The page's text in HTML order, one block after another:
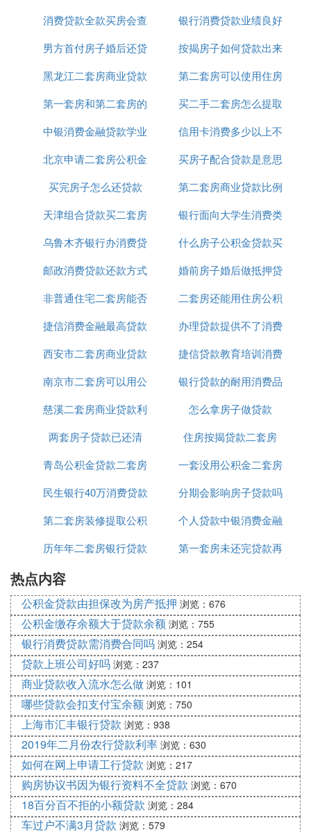
同吗
利率
消费贷款全款买房会查
吗
银行消费贷款业绩良好
简报
男方首付房子婚后还贷
款
按揭房子如何贷款出来
黑龙江二套房商业贷款
新政策
第二套房可以使用住房
公积金贷款吗
第一套房和第二套房的
贷款
买二手二套房怎么提取
公积金贷款吗
中银消费金融贷款学业
是不用利息吗
信用卡消费多少以上不
能抵押贷款
北京申请二套房公积金
贷款
买房子配合贷款是意思
买完房子怎么还贷款
第二套房商业贷款比例
天津组合贷款买二套房
首付
银行面向大学生消费类
贷款
乌鲁木齐银行办消费贷
款
什么房子公积金贷款买
房
邮政消费贷款还款方式
婚前房子婚后做抵押贷
款
非普通住宅二套房能否
公积金贷款
二套房还能用住房公积
金贷款
捷信消费金融最高贷款
20万
办理贷款提供不了消费
用途
西安市二套房商业贷款
政策
捷信贷款教育培训消费
凭证怎么弄
南京市二套房可以用公
积金贷款吗
银行贷款的耐用消费品
慈溪二套房商业贷款利
率
怎么拿房子做贷款
两套房子贷款已还清
住房按揭贷款二套房
青岛公积金贷款二套房
首付多少
一套没用公积金二套房
公积金贷款
民生银行40万消费贷款
分期会影响房子贷款吗
第二套房装修提取公积
金贷款吗
个人贷款中银消费金融
有限公司官网
历年年二套房银行贷款
第一套房未还完贷款再
热点内容
公积金贷款由担保改为房产抵押 浏览：676
公积金缴存余额大于贷款余额 浏览：755
银行消费贷款需消费合同吗 浏览：254
贷款上班公司好吗 浏览：237
商业贷款收入流水怎么做 浏览：101
哪些贷款会扣支付宝余额 浏览：750
上海市汇丰银行贷款 浏览：938
2019年二月份农行贷款利率 浏览：630
如何在网上申请工行贷款 浏览：217
购房协议书因为银行资料不全贷款 浏览：670
18百分百不拒的小额贷款 浏览：284
车过户不满3月贷款 浏览：579